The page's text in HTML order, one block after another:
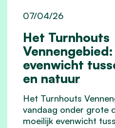
Het Turnhouts
evenwicht
en natuur
07/04/26
Het Turnhouts
vandaag onder grote
moeilijk evenwicht